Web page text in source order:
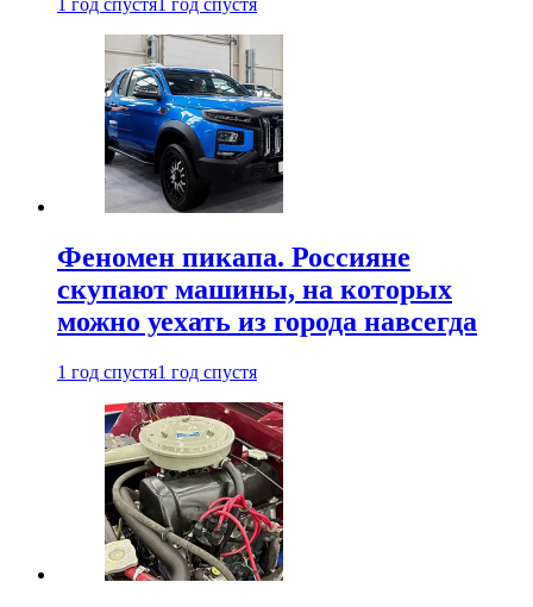
1 год спустя1 год спустя
Феномен пикапа. Россияне
скупают машины, на которых
можно уехать из города навсегда
1 год спустя1 год спустя